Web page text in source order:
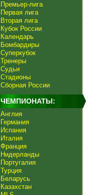
Премьер-лига
Первая лига
Вторая лига
Кубок России
Календарь
Бомбардиры
Суперкубок
Тренеры
Судьи
Стадионы
Сборная России
ЧЕМПИОНАТЫ:
Англия
Германия
Испания
Италия
Франция
Нидерланды
Португалия
Турция
Беларусь
Казахстан